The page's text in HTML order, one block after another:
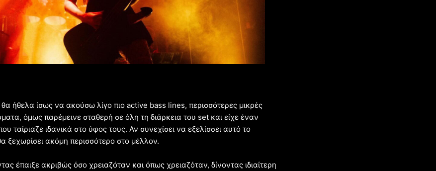
θα ήθελα ίσως να ακούσω λίγο πιο active bass lines, περισσότερες μικρές
όμως παρέμεινε σταθερή σε όλη τη διάρκεια του set και είχε έναν
ταίριαζε ιδανικά στο ύφος τους. Αν συνεχίσει να εξελίσσει αυτό το
ξεχωρίσει ακόμη περισσότερο στο μέλλον.
έπαιξε ακριβώς όσο χρειαζόταν και όπως χρειαζόταν, δίνοντας ιδιαίτερη